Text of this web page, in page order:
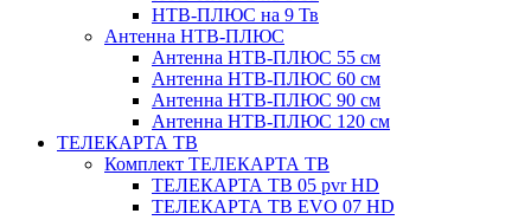
НТВ-ПЛЮС на 9 Тв
Антенна НТВ-ПЛЮС
Антенна НТВ-ПЛЮС 55 см
Антенна НТВ-ПЛЮС 60 см
Антенна НТВ-ПЛЮС 90 см
Антенна НТВ-ПЛЮС 120 см
ТЕЛЕКАРТА ТВ
Комплект ТЕЛЕКАРТА ТВ
ТЕЛЕКАРТА ТВ 05 pvr HD
ТЕЛЕКАРТА ТВ EVO 07 HD